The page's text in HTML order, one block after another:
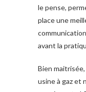
le pense,
place une
avant la
Bien
usine à gaz et